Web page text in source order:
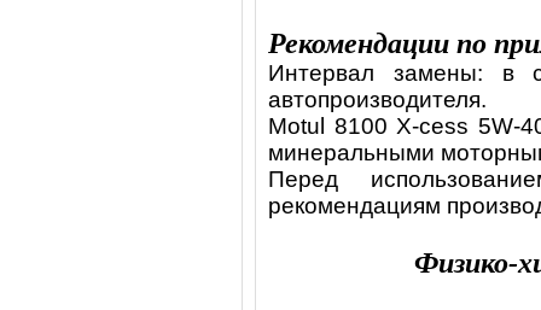
Рекомендации по
Интервал замены: в
автопроизводителя.
Motul 8100 X-cess 5W-
минеральными
Перед
рекомендациям
Физико-